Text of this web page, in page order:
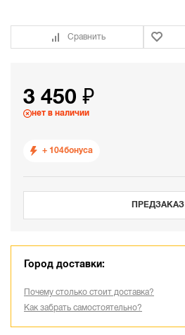
Сравнить
3 450 ₽
нет в наличии
+ 104бонуса
ПРЕДЗАКАЗ
Город доставки:
Почему столько стоит доставка?
Как забрать самостоятельно?